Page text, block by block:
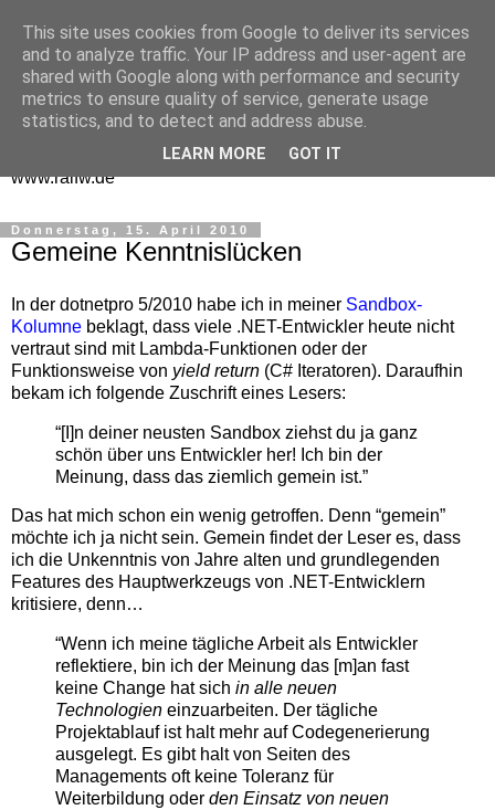
One Man Think Tank
Gedanken
Spontanes und Überlegtes aus meinem "Denkraum" -
www.ralfw.de
Donnerstag, 15. April 2010
Gemeine Kenntnislücken
In der dotnetpro 5/2010 habe ich in meiner Sandbox-
Kolumne beklagt, dass viele .NET-Entwickler heute nicht
vertraut sind mit Lambda-Funktionen oder der
Funktionsweise von yield return (C# Iteratoren). Daraufhin
bekam ich folgende Zuschrift eines Lesers:
“[I]n deiner neusten Sandbox ziehst du ja ganz
schön über uns Entwickler her! Ich bin der
Meinung, dass das ziemlich gemein ist.”
Das hat mich schon ein wenig getroffen. Denn “gemein”
möchte ich ja nicht sein. Gemein findet der Leser es, dass
ich die Unkenntnis von Jahre alten und grundlegenden
Features des Hauptwerkzeugs von .NET-Entwicklern
kritisiere, denn…
“Wenn ich meine tägliche Arbeit als Entwickler
reflektiere, bin ich der Meinung das [m]an fast
keine Change hat sich in alle neuen
Technologien einzuarbeiten. Der tägliche
Projektablauf ist halt mehr auf Codegenerierung
ausgelegt. Es gibt halt von Seiten des
Managements oft keine Toleranz für
Weiterbildung oder den Einsatz von neuen
This site uses cookies from Google to deliver its services
and to analyze traffic. Your IP address and user-agent are
shared with Google along with performance and security
metrics to ensure quality of service, generate usage
statistics, and to detect and address abuse.
LEARN MORE GOT IT